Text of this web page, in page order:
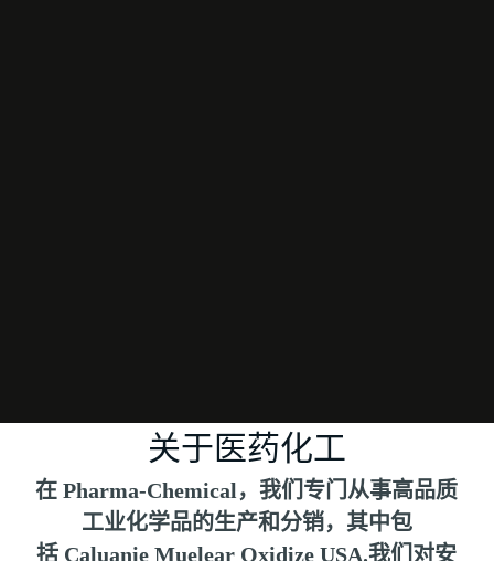
关于医药化工
在 Pharma-Chemical，我们专门从事高品质
工业化学品的生产和分销，其中包
括 Caluanie Muelear Oxidize USA.我们对安